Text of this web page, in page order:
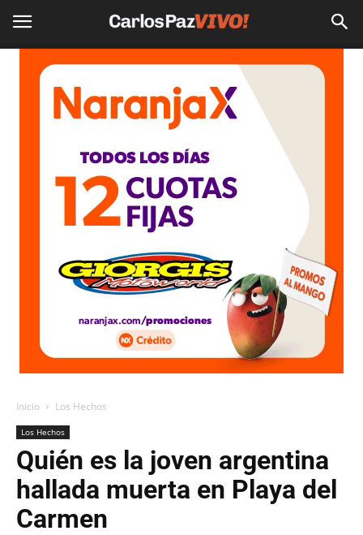
Inicio Los Hechos
Los Hechos
Quién es la joven argentina
hallada muerta en Playa del
Carmen